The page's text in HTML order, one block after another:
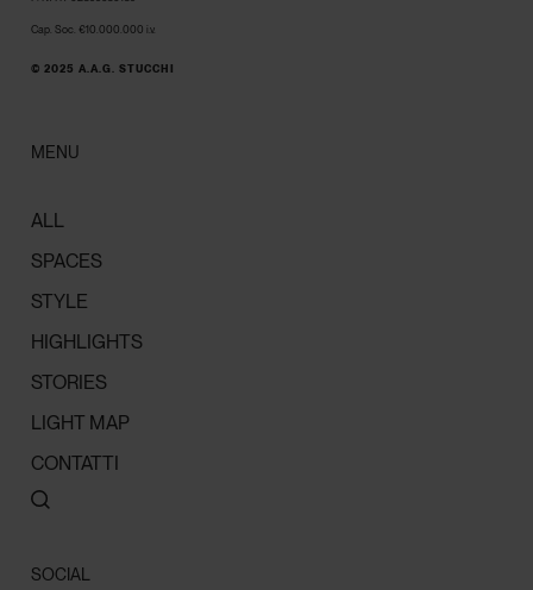
Cap. Soc. €10.000.000 i.v.
© 2025 A.A.G. STUCCHI
MENU
ALL
SPACES
STYLE
HIGHLIGHTS
STORIES
LIGHT MAP
CONTATTI
SOCIAL